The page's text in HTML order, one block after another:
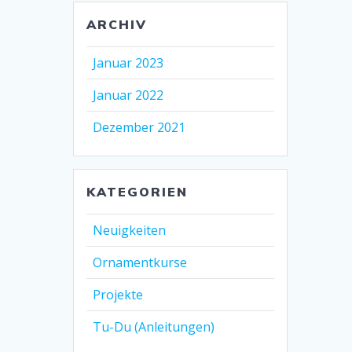
ARCHIV
Januar 2023
Januar 2022
Dezember 2021
KATEGORIEN
Neuigkeiten
Ornamentkurse
Projekte
Tu-Du (Anleitungen)